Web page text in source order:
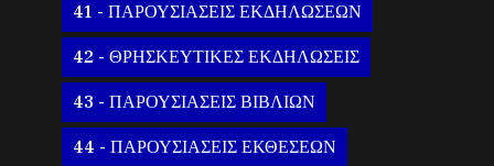
41 - ΠΑΡΟΥΣΙΑΣΕΙΣ ΕΚΔΗΛΩΣΕΩΝ
42 - ΘΡΗΣΚΕΥΤΙΚΕΣ ΕΚΔΗΛΩΣΕΙΣ
43 - ΠΑΡΟΥΣΙΑΣΕΙΣ ΒΙΒΛΙΩΝ
44 - ΠΑΡΟΥΣΙΑΣΕΙΣ ΕΚΘΕΣΕΩΝ